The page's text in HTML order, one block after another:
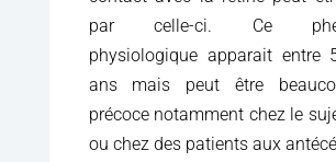
par celle-ci. Ce
physiologique apparait entre
ans mais peut être
précoce notamment chez le
ou chez des patients aux